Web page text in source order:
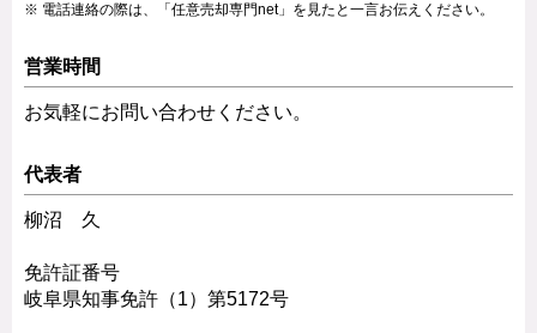
電話連絡の際は、「任意売却専門net」を見たと一言お伝えください。
営業時間
お気軽にお問い合わせください。
代表者
柳沼 久
免許証番号
岐阜県知事免許（1）第5172号